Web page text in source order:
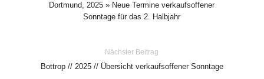
Dortmund, 2025 » Neue Termine verkaufsoffener
Sonntage für das 2. Halbjahr
Nächster Beitrag
Bottrop // 2025 // Übersicht verkaufsoffener Sonntage